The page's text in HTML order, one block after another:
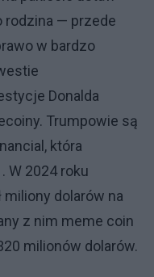
rodzina — przede
w bardzo
Donalda
Trumpowie są
która
W 2024 roku
miliony dolarów na
z nim meme coin
milionów dolarów.